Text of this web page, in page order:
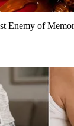
Enemy of